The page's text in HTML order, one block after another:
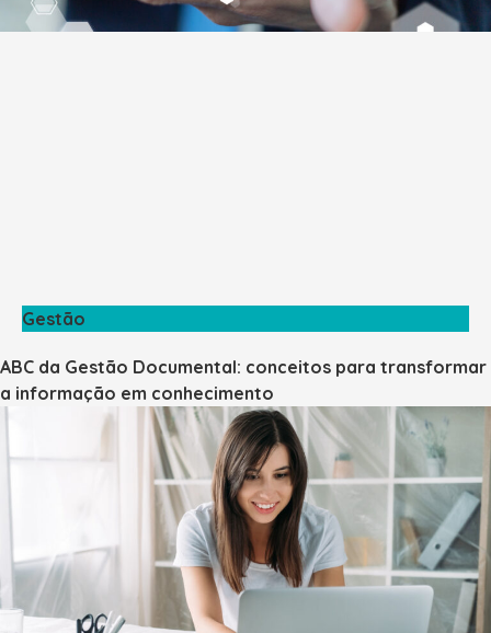
Gestão
ABC da Gestão Documental: conceitos para transformar
a informação em conhecimento